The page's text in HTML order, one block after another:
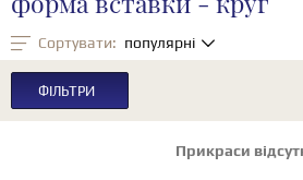
Сортувати: популярні
ФІЛЬТРИ
Прикраси